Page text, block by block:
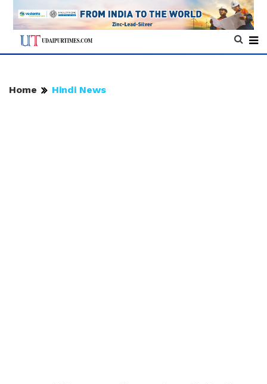
Home Hindi News